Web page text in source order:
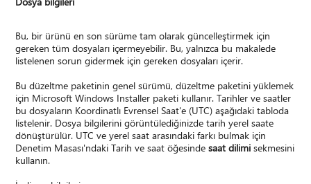
Bu, bir ürünü en son sürüme tam olarak güncelleştirmek için
gereken tüm dosyaları içermeyebilir. Bu, yalnızca bu makalede
listelenen sorun gidermek için gereken dosyaları içerir.
Bu düzeltme paketinin genel sürümü, düzeltme paketini yüklemek
için Microsoft Windows Installer paketi kullanır. Tarihler ve saatler
bu dosyaların Koordinatlı Evrensel Saat'e (UTC) aşağıdaki tabloda
listelenir. Dosya bilgilerini görüntülediğinizde tarih yerel saate
dönüştürülür. UTC ve yerel saat arasındaki farkı bulmak için
Denetim Masası'ndaki Tarih ve saat öğesindesaat dilimi sekmesini
kullanın.